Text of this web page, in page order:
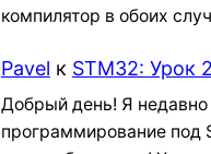
компилятор в обоих
Pavel к STM32: Урок
Добрый день! Я недавно
программирование под